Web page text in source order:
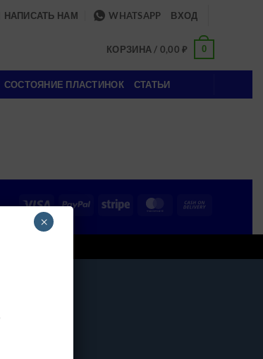
НАПИСАТЬ НАМ WHATSAPP ВХОД
КОРЗИНА / 0,00₽ 0
СОСТОЯНИЕ ПЛАСТИНОК СТАТЬИ
Visa PayPal Stripe MasterCard
Delivery
×